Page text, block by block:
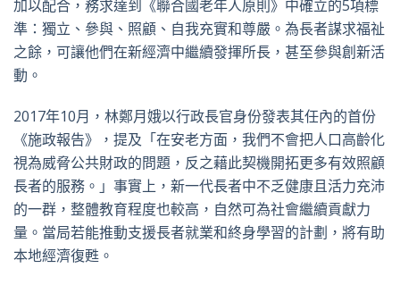
加以配合，務求達到《聯合國老年人原則》中確立的5項標
準：獨立、參與、照顧、自我充實和尊嚴。為長者謀求福祉
之餘，可讓他們在新經濟中繼續發揮所長，甚至參與創新活
動。
2017年10月，林鄭月娥以行政長官身份發表其任內的首份
《施政報告》，提及「在安老方面，我們不會把人口高齡化
視為威脅公共財政的問題，反之藉此契機開拓更多有效照顧
長者的服務。」事實上，新一代長者中不乏健康且活力充沛
的一群，整體教育程度也較高，自然可為社會繼續貢獻力
量。當局若能推動支援長者就業和終身學習的計劃，將有助
本地經濟復甦。